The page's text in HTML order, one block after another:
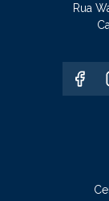
Rua